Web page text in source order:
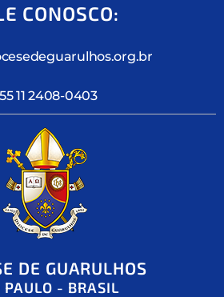
CONOSCO:
11 2408-0403
DE GUARULHOS
PAULO - BRASIL